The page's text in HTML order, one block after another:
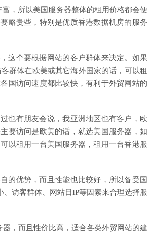
，所以美国服务器整体的租用价格都会便
略贵些，特别是优质香港数据机房的服务
这个要根据网站的客户群体来决定。如果
群体在欧美或其它海外国家的话，可以租
国访问速度都比较快，有利于外贸网站的
也有朋友会说，我亚洲地区也有客户，欧
要访问是欧美的话，就选美国服务器，如
以租用一台美国服务器，租用一台香港服
的优势，而且性能也比较好，所以备受国
访客群体、网站日IP等因素来合理选择服
，而且性价比高，适合各类外贸网站的建